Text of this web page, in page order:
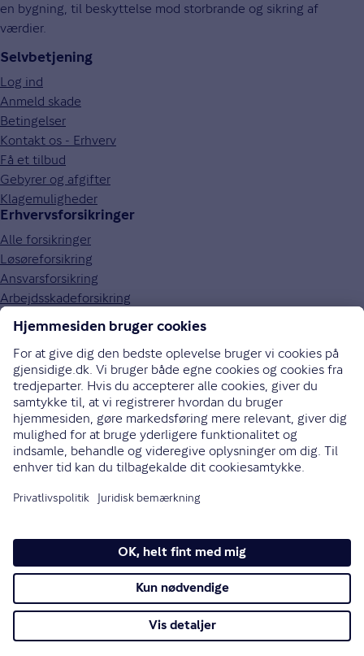
en bygning, til beskyttelse mod storbrande og sikring af
værdier.
Selvbetjening
Log ind
Anmeld skade
Betingelser
Kontakt os - Erhverv
Få et tilbud
Gebyrer og afgifter
Klagemuligheder
Erhvervsforsikringer
Alle forsikringer
Løsøreforsikring
Ansvarsforsikring
Arbejdsskadeforsikring
Autoforsikring
Sundhedsforsikring
Om Gjensidige
Om os
Job og karriere
Presse
Bæredygtighed
Gouda rejseforsikring
70 10 90 09
Bliv ringet op
Ret cookieindstillinger
Cookies